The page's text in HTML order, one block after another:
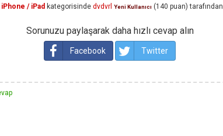
iPhone / iPad kategorisinde dvdvrl Yeni Kullanıcı (140 puan) tarafından
Sorunuzu paylaşarak daha hızlı cevap alın
Facebook Twitter